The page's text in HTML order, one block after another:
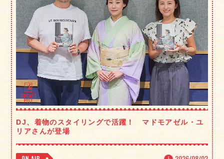
DJ、着物のスタイリングで活躍！ マドモアゼル・ユ
リアさんが登場